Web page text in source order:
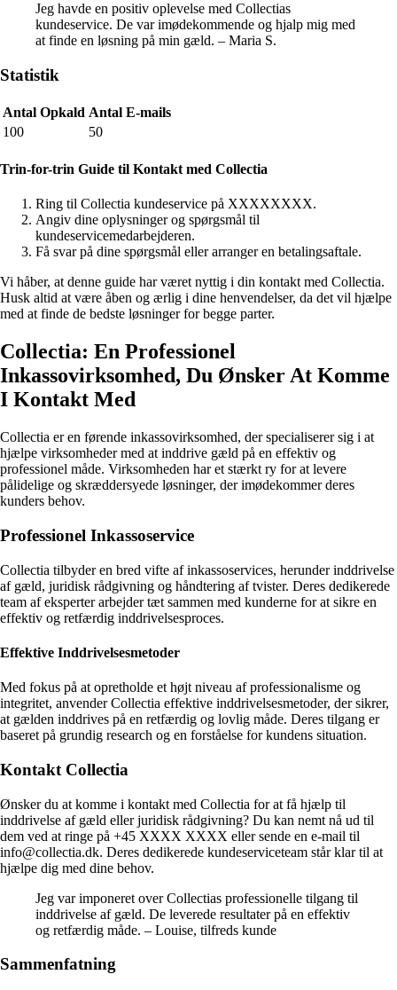
Jeg havde en positiv oplevelse med Collectias
kundeservice. De var imødekommende og hjalp mig med
at finde en løsning på min gæld. – Maria S.
Statistik
Antal Opkald Antal E-mails
100
50
Trin-for-trin Guide til Kontakt med Collectia
Ring til Collectia kundeservice på XXXXXXXX.
Angiv dine oplysninger og spørgsmål til
kundeservicemedarbejderen.
Få svar på dine spørgsmål eller arranger en betalingsaftale.
Vi håber, at denne guide har været nyttig i din kontakt med Collectia.
Husk altid at være åben og ærlig i dine henvendelser, da det vil hjælpe
med at finde de bedste løsninger for begge parter.
Collectia: En Professionel
Inkassovirksomhed, Du Ønsker At Komme
I Kontakt Med
Collectia er en førende inkassovirksomhed, der specialiserer sig i at
hjælpe virksomheder med at inddrive gæld på en effektiv og
professionel måde. Virksomheden har et stærkt ry for at levere
pålidelige og skræddersyede løsninger, der imødekommer deres
kunders behov.
Professionel Inkassoservice
Collectia tilbyder en bred vifte af inkassoservices, herunder inddrivelse
af gæld, juridisk rådgivning og håndtering af tvister. Deres dedikerede
team af eksperter arbejder tæt sammen med kunderne for at sikre en
effektiv og retfærdig inddrivelsesproces.
Effektive Inddrivelsesmetoder
Med fokus på at opretholde et højt niveau af professionalisme og
integritet, anvender Collectia effektive inddrivelsesmetoder, der sikrer,
at gælden inddrives på en retfærdig og lovlig måde. Deres tilgang er
baseret på grundig research og en forståelse for kundens situation.
Kontakt Collectia
Ønsker du at komme i kontakt med Collectia for at få hjælp til
inddrivelse af gæld eller juridisk rådgivning? Du kan nemt nå ud til
dem ved at ringe på +45 XXXX XXXX eller sende en e-mail til
info@collectia.dk. Deres dedikerede kundeserviceteam står klar til at
hjælpe dig med dine behov.
Jeg var imponeret over Collectias professionelle tilgang til
inddrivelse af gæld. De leverede resultater på en effektiv
og retfærdig måde. – Louise, tilfreds kunde
Sammenfatning